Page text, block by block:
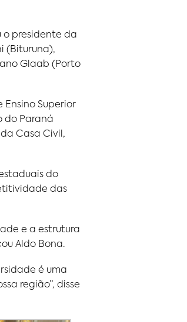
o presidente da
(Bituruna),
Glaab (Porto
Superior
do Paraná
Casa Civil,
do
das
e a estrutura
Aldo Bona.
é uma
região”, disse